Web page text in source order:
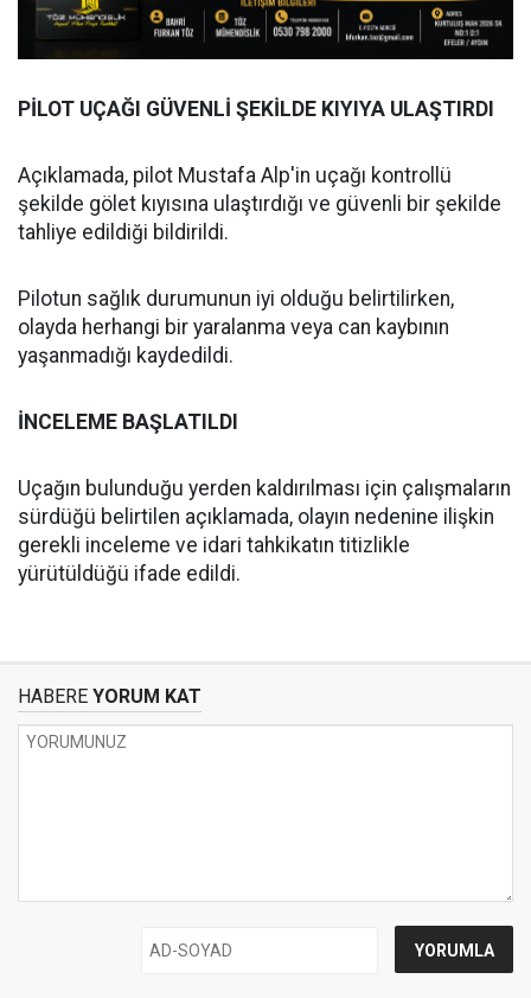
PİLOT UÇAĞI GÜVENLİ ŞEKİLDE KIYIYA ULAŞTIRDI
Açıklamada, pilot Mustafa Alp'in uçağı kontrollü
şekilde gölet kıyısına ulaştırdığı ve güvenli bir şekilde
tahliye edildiği bildirildi.
Pilotun sağlık durumunun iyi olduğu belirtilirken,
olayda herhangi bir yaralanma veya can kaybının
yaşanmadığı kaydedildi.
İNCELEME BAŞLATILDI
Uçağın bulunduğu yerden kaldırılması için çalışmaların
sürdüğü belirtilen açıklamada, olayın nedenine ilişkin
gerekli inceleme ve idari tahkikatın titizlikle
yürütüldüğü ifade edildi.
HABERE YORUM KAT